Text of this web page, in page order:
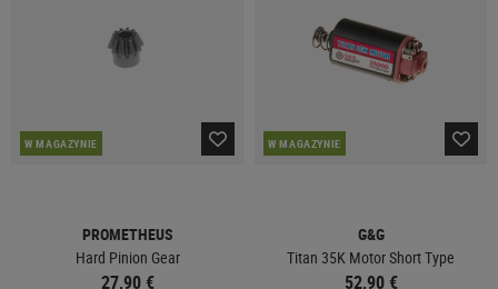
W MAGAZYNIE
PROMETHEUS
Hard Pinion Gear
27,90 €
W MAGAZYNIE
G&G
Titan 35K Motor Short Type
52,90 €